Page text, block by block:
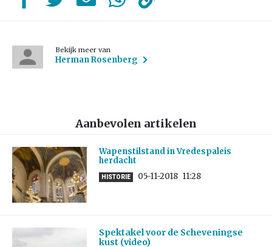
Bekijk meer van
Herman Rosenberg
Aanbevolen artikelen
Wapenstilstand in Vredespaleis
herdacht
HISTORIE 05-11-2018 11:28
Spektakel voor de Scheveningse
kust (video)